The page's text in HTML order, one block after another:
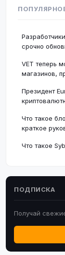
срочно
VET теперь
магазинов,
Президент
Что такое
краткое
Что такое
ПОДПИСКА
Получай